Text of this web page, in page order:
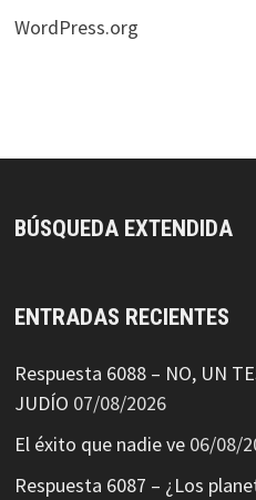
WordPress.org
BÚSQUEDA EXTENDIDA
ENTRADAS RECIENTES
Respuesta 6088 – NO, UN
JUDÍO 07/08/2026
El éxito que nadie ve 06/08/
Respuesta 6087 – ¿Los